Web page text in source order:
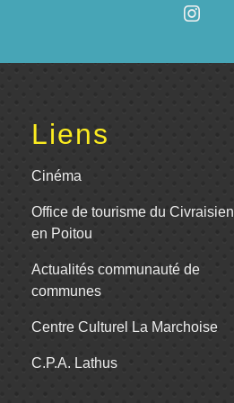
Liens
Cinéma
Office de tourisme du Civraisien
en Poitou
Actualités communauté de
communes
Centre Culturel La Marchoise
C.P.A. Lathus